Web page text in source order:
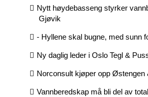
Nytt høydebasseng styrker
Gjøvik
- Hyllene skal bugne, med sunn
Ny daglig leder i Oslo Tegl &
Norconsult kjøper opp Østengen
Vannberedskap må bli del av